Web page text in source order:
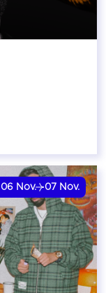
06 Nov. 07 Nov.